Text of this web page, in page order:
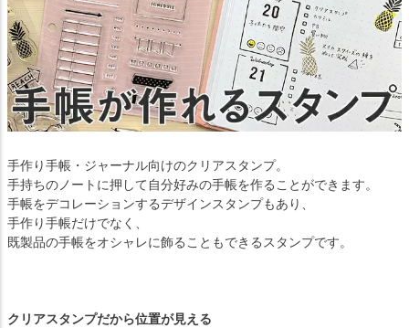
手作り手帳・ジャーナル向けのクリアスタンプ。
手持ちのノートに押して自分好みの手帳を作ることができます。
手帳をデコレーションするデザインスタンプもあり、
手作り手帳だけでなく、
既製品の手帳をオシャレに飾ることもできるスタンプです。
クリアスタンプだから位置が見える